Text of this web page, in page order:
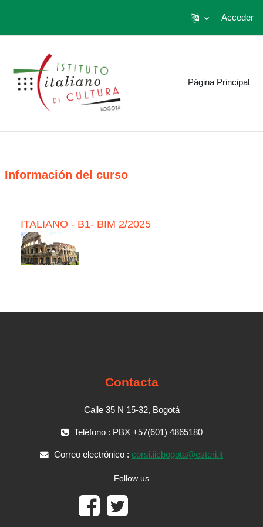
Acceder
Página Principal
Información del curso
ITALIANO - B1- BIM 2/2025
Contacta
Calle 35 N 15-32, Bogotá
Teléfono : PBX +57(601) 4865180
Correo electrónico : corsi.iicbogota@esteri.it
Follow us